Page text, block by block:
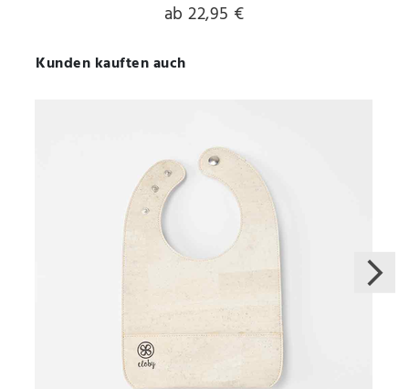
ab 22,95 €
Kunden kauften auch